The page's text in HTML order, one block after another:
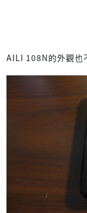
AILI 108N的外觀也